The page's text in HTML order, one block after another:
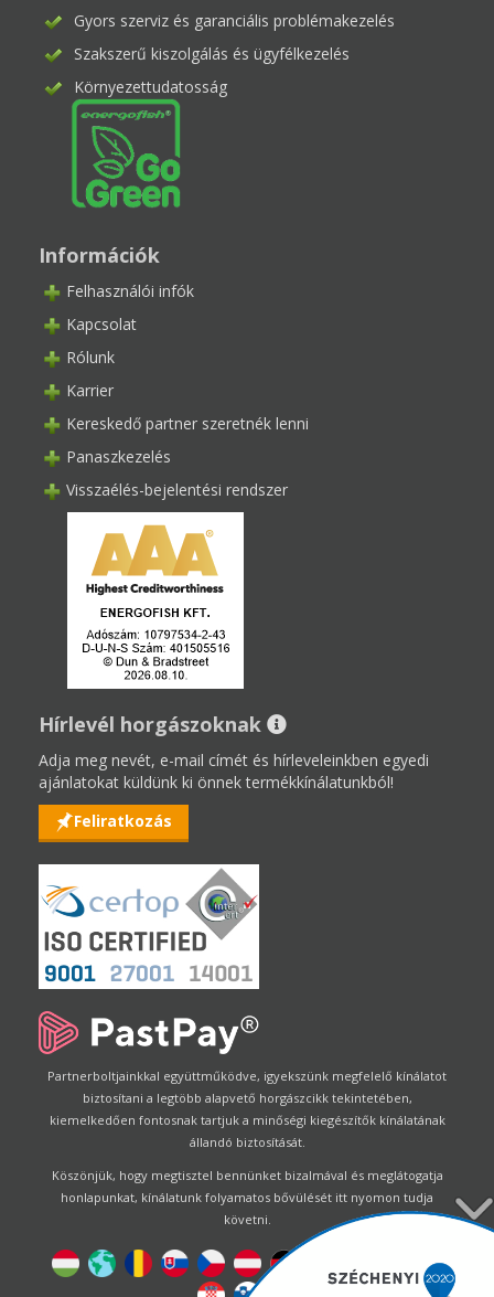
Gyors szerviz és garanciális problémakezelés
Szakszerű kiszolgálás és ügyfélkezelés
Környezettudatosság
Információk
Felhasználói infók
Kapcsolat
Rólunk
Karrier
Kereskedő partner szeretnék lenni
Panaszkezelés
Visszaélés-bejelentési rendszer
Hírlevél horgászoknak
Adja meg nevét, e-mail címét és hírleveleinkben egyedi
ajánlatokat küldünk ki önnek termékkínálatunkból!
Feliratkozás
Partnerboltjainkkal együttműködve, igyekszünk megfelelő kínálatot
biztosítani a legtöbb alapvető horgászcikk tekintetében,
kiemelkedően fontosnak tartjuk a minőségi kiegészítők kínálatának
állandó biztosítását.
Köszönjük, hogy megtisztel bennünket bizalmával és meglátogatja
honlapunkat, kínálatunk folyamatos bővülését itt nyomon tudja
követni.